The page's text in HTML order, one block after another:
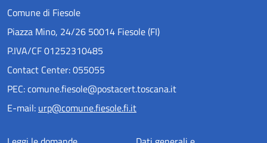
Comune di Fiesole
Piazza Mino, 24/26 50014 Fiesole (FI)
P.IVA/CF 01252310485
Contact Center: 055055
PEC: comune.fiesole@postacert.toscana.it
E-mail: urp@comune.fiesole.fi.it